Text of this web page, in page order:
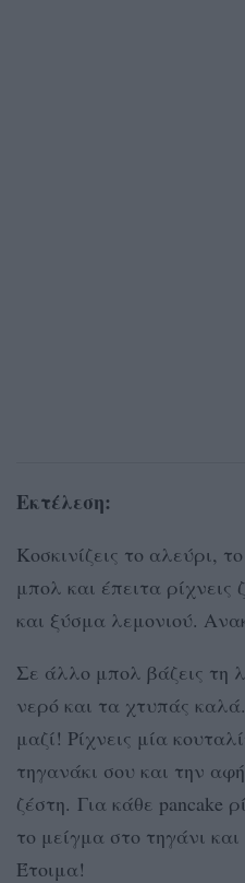
Εκτέλεση:
Κοσκινίζεις το αλεύρι,
μπολ και έπειτα
και ξύσμα λεμονιού.
Σε άλλο μπολ βάζεις τη
νερό και τα χτυπάς
μαζί! Ρίχνεις μία
τηγανάκι σου και την
ζέστη. Για κάθε pancake
το μείγμα στο τηγάνι
Έτοιμα!